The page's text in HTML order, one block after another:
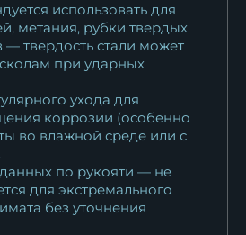
использовать для
метания, рубки твердых
— твердость стали может
при ударных
ухода для
коррозии (особенно
во влажной среде или с
данных по рукояти — не
для экстремального
без уточнения